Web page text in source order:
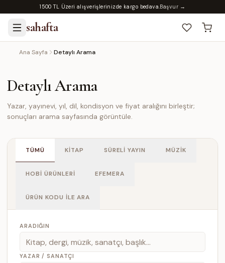
1500 TL Üzeri alışverişlerinizde kargo bedava.Başvur →
sahafta
Ana Sayfa Detaylı Arama
Detaylı Arama
Yazar, yayınevi, yıl, dil, kondisyon ve fiyat aralığını birleştir;
sonuçları arama sayfasında görüntüle.
TÜMÜ KİTAP SÜRELİ YAYIN MÜZİK
HOBİ ÜRÜNLERİ EFEMERA
ÜRÜN KODU İLE ARA
ARADIĞIN
YAZAR / SANATÇI